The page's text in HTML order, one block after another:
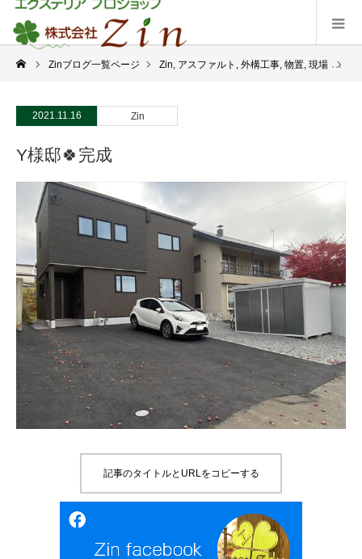
Zinブログ一覧ページ Zin, アスファルト , 外構工事, 物置, 現場
2021.11.16 Zin
Y様邸🍀完成
記事のタイトルとURLをコピーする